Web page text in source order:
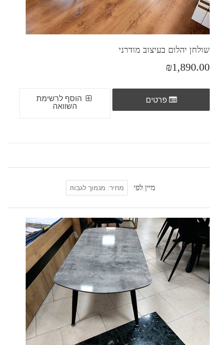
שולחן יהלום בעיצוב מודרני
₪1,890.00
פרטים
הוסף לרשימת
השוואה
מיין לפי